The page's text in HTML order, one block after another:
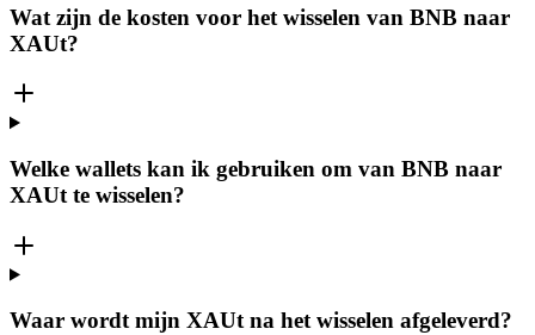
Wat zijn de kosten voor het wisselen van BNB naar
XAUt?
Welke wallets kan ik gebruiken om van BNB naar
XAUt te wisselen?
Waar wordt mijn XAUt na het wisselen afgeleverd?